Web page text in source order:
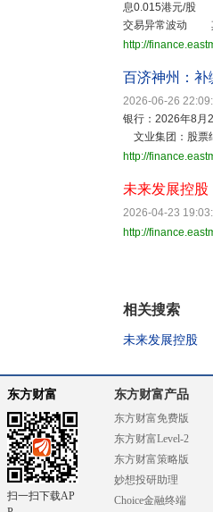
息0.015港元/股
交易异常波动
http://
百济神州：补
2026-06-26
银行：2026年8
文业集团：股
http://
未来发展控股
2026-04-23
http://
相关搜索
未来发展控股
东方财富
扫一扫下载AP
东方财富产品
东方财富免费版
东方财富Level-2
东方财富策略版
妙想投研助理
Choice金融终端